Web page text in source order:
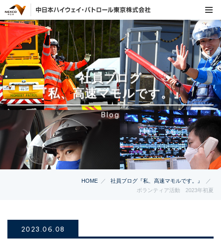
社員ブログ
『私、高速マモルです。』
Blog
HOME
社員ブログ『私、高速マモルです。』
ボランティア活動 2023年初夏
2023.06.08